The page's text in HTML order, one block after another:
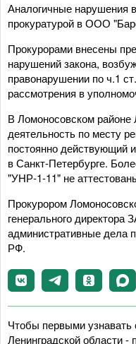
Аналогичные нарушения
прокуратурой в ООО
Прокурорами внесены
нарушений закона,
правонарушении по ч.1
рассмотрения в
В Ломоносовском
деятельность по месту
постоянно действующий
в Санкт-Петербурге.
"УНР-1-11" не
Прокурором
генерального
административные дела
РФ.
Чтобы первыми узнавать
Ленинградской области -